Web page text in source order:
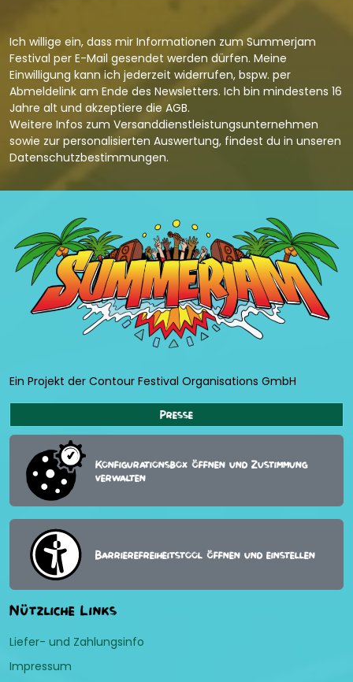
Ich willige ein, dass mir Informationen zum Summerjam
Festival per E-Mail gesendet werden dürfen. Meine
Einwilligung kann ich jederzeit widerrufen, bspw. per
Abmeldelink am Ende des Newsletters. Ich bin mindestens 16
Jahre alt und akzeptiere die AGB.
Weitere Infos zum Versanddienstleistungsunternehmen
sowie zur personalisierten Auswertung, findest du in unseren
Datenschutzbestimmungen.
Ein Projekt der Contour Festival Organisations GmbH
Presse
Konfigurationsbox öffnen und Zustimmung
verwalten
Barrierefreiheitstool öffnen und einstellen
Nützliche Links
Liefer- und Zahlungsinfo
Impressum